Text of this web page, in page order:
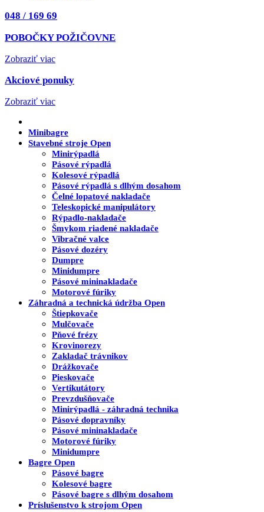
048 / 169 69
POBOČKY POŽIČOVNE
Zobraziť viac
Akciové ponuky
Zobraziť viac
Minibagre
Stavebné stroje Open
Minirýpadlá
Pásové rýpadlá
Kolesové rýpadlá
Pásové rýpadlá s dlhým dosahom
Čelné lopatové nakladače
Teleskopické manipulátory
Rýpadlo-nakladače
Šmykom riadené nakladače
Vibračné valce
Pásové dozéry
Dumpre
Minidumpre
Pásové mininakladače
Motorové fúriky
Záhradná a technická údržba Open
Štiepkovače
Mulčovače
Pňové frézy
Krovinorezy
Zakladač trávnikov
Drážkovače
Pieskovače
Vertikutátory
Prevzdušňovače
Minirýpadlá - záhradná technika
Pásové dopravníky
Pásové mininakladače
Motorové fúriky
Minidumpre
Bagre Open
Pásové bagre
Kolesové bagre
Pásové bagre s dlhým dosahom
Príslušenstvo k strojom Open